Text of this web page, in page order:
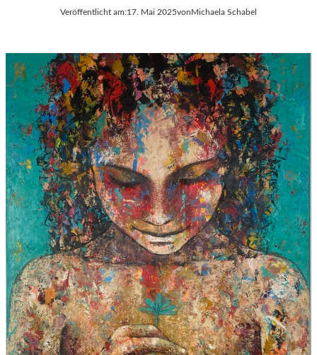
Veröffentlicht am:17. Mai 2025von Michaela Schabel